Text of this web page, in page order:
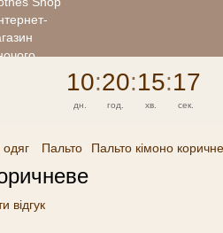
10:20:15:17
дн. год. хв. сек.
одяг Пальто Пальто кімоно
відгук